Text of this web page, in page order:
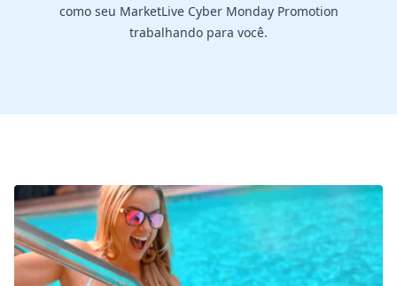
como seu MarketLive Cyber Monday Promotion
trabalhando para você.